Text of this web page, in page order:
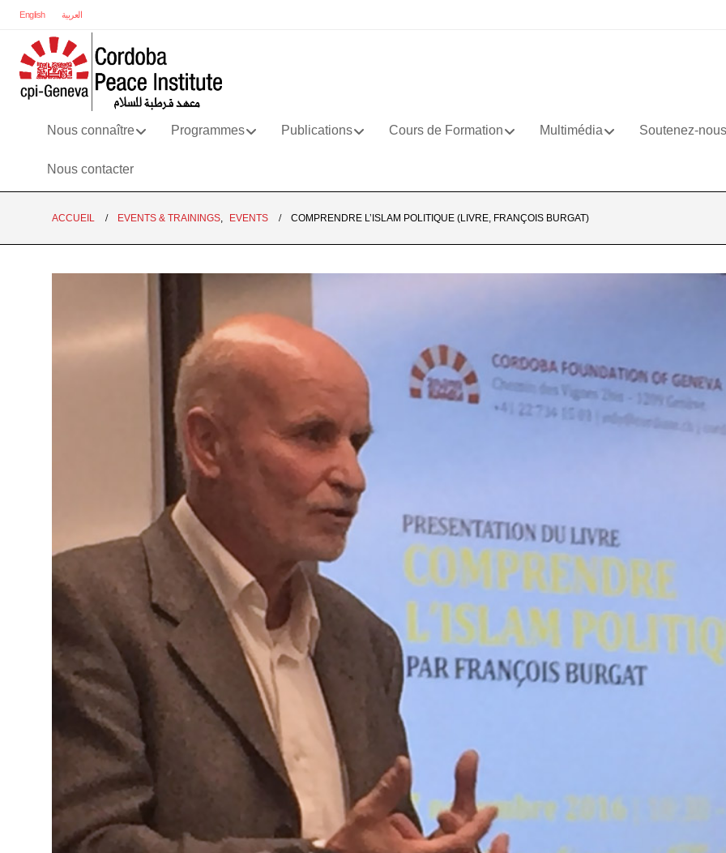
English العربية
Nous connaître Programmes Publications Cours de Formation Multimédia Soutenez-nous
Nous contacter
ACCUEIL EVENTS & TRAININGS EVENTS COMPRENDRE L’ISLAM POLITIQUE (LIVRE, FRANÇOIS BURGAT)